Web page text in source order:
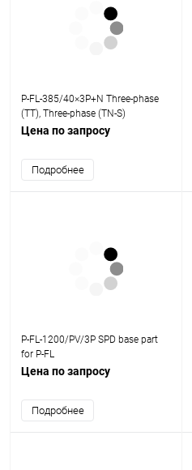
P-FL-385/40×3P+N Three-phase
(TT), Three-phase (TN-S)
Цена по запросу
Подробнее
P-FL-1200/PV/3P SPD base part
for P-FL
Цена по запросу
Подробнее